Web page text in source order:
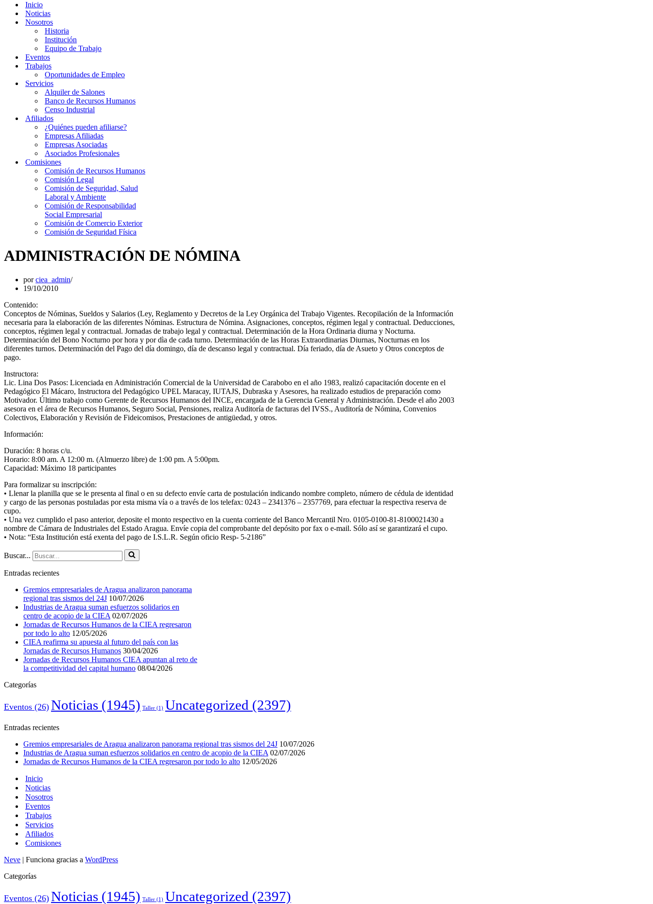
Inicio
Noticias
Nosotros
Historia
Institución
Equipo de Trabajo
Eventos
Trabajos
Oportunidades de Empleo
Servicios
Alquiler de Salones
Banco de Recursos Humanos
Censo Industrial
Afiliados
¿Quiénes pueden afiliarse?
Empresas Afiliadas
Empresas Asociadas
Asociados Profesionales
Comisiones
Comisión de Recursos Humanos
Comisión Legal
Comisión de Seguridad, Salud
Laboral y Ambiente
Comisión de Responsabilidad
Social Empresarial
Comisión de Comercio Exterior
Comisión de Seguridad Física
ADMINISTRACIÓN DE NÓMINA
porciea_admin
19/10/2010
Contenido:
Conceptos de Nóminas, Sueldos y Salarios (Ley, Reglamento y Decretos de la Ley Orgánica del Trabajo Vigentes. Recopilación de la Información
necesaria para la elaboración de las diferentes Nóminas. Estructura de Nómina. Asignaciones, conceptos, régimen legal y contractual. Deducciones,
conceptos, régimen legal y contractual. Jornadas de trabajo legal y contractual. Determinación de la Hora Ordinaria diurna y Nocturna.
Determinación del Bono Nocturno por hora y por dìa de cada turno. Determinación de las Horas Extraordinarias Diurnas, Nocturnas en los
diferentes turnos. Determinación del Pago del día domingo, día de descanso legal y contractual. Día feriado, día de Asueto y Otros conceptos de
pago.
Instructora:
Lic. Lina Dos Pasos: Licenciada en Administración Comercial de la Universidad de Carabobo en el año 1983, realizó capacitación docente en el
Pedagógico El Mácaro, Instructora del Pedagógico UPEL Maracay, IUTAJS, Dubraska y Asesores, ha realizado estudios de preparación como
Motivador. Último trabajo como Gerente de Recursos Humanos del INCE, encargada de la Gerencia General y Administración. Desde el año 2003
asesora en el área de Recursos Humanos, Seguro Social, Pensiones, realiza Auditoría de facturas del IVSS., Auditoría de Nómina, Convenios
Colectivos, Elaboración y Revisión de Fideicomisos, Prestaciones de antigüedad, y otros.
Información:
Duración: 8 horas c/u.
Horario: 8:00 am. A 12:00 m. (Almuerzo libre) de 1:00 pm. A 5:00pm.
Capacidad: Máximo 18 participantes
Para formalizar su inscripción:
• Llenar la planilla que se le presenta al final o en su defecto envíe carta de postulación indicando nombre completo, número de cédula de identidad
y cargo de las personas postuladas por esta misma vía o a través de los telefax: 0243 – 2341376 – 2357769, para efectuar la respectiva reserva de
cupo.
• Una vez cumplido el paso anterior, deposite el monto respectivo en la cuenta corriente del Banco Mercantil Nro. 0105-0100-81-8100021430 a
nombre de Cámara de Industriales del Estado Aragua. Envíe copia del comprobante del depósito por fax o e-mail. Sólo así se garantizará el cupo.
• Nota: “Esta Institución está exenta del pago de I.S.L.R. Según oficio Resp- 5-2186”
Buscar...
Entradas recientes
Gremios empresariales de Aragua analizaron panorama
regional tras sismos del 24J 10/07/2026
Industrias de Aragua suman esfuerzos solidarios en
centro de acopio de la CIEA 02/07/2026
Jornadas de Recursos Humanos de la CIEA regresaron
por todo lo alto 12/05/2026
CIEA reafirma su apuesta al futuro del país con las
Jornadas de Recursos Humanos 30/04/2026
Jornadas de Recursos Humanos CIEA apuntan al reto de
la competitividad del capital humano 08/04/2026
Categorías
Eventos (26) Noticias (1945) Taller (1) Uncategorized (2397)
Entradas recientes
Gremios empresariales de Aragua analizaron panorama regional tras sismos del 24J 10/07/2026
Industrias de Aragua suman esfuerzos solidarios en centro de acopio de la CIEA 02/07/2026
Jornadas de Recursos Humanos de la CIEA regresaron por todo lo alto 12/05/2026
Inicio
Noticias
Nosotros
Eventos
Trabajos
Servicios
Afiliados
Comisiones
Neve | Funciona gracias a WordPress
Categorías
Eventos (26) Noticias (1945) Taller (1) Uncategorized (2397)